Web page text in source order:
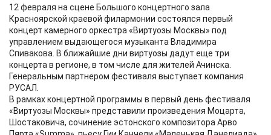
12 февраля на сцене Большого концертного зала
Красноярской краевой филармонии состоялся первый
концерт камерного оркестра «Виртуозы Москвы» под
управлением выдающегося музыканта Владимира
Спивакова. В ближайшие дни виртуозы дадут еще три
концерта в регионе, в том числе для жителей Ачинска.
Генеральным партнером фестиваля выступает компания
РУСАЛ.
В рамках концертной программы в первый день фестиваля
«Виртуозы Москвы» представили произведения Моцарта,
Шостаковича, сочинение эстонского композитора Арво